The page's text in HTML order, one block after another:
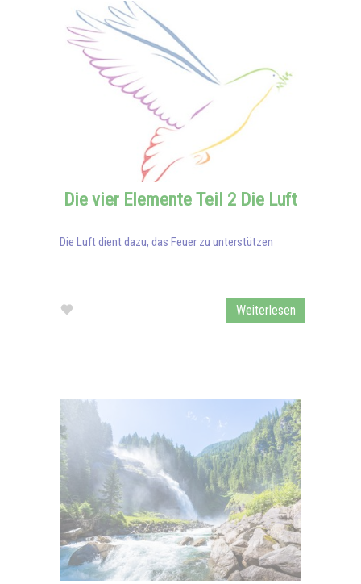
Die vier Elemente Teil 2 Die Luft
Die Luft dient dazu, das Feuer zu unterstützen
Weiterlesen